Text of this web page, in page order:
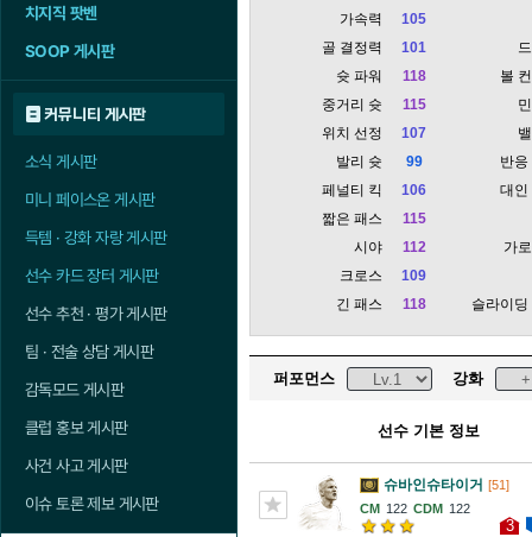
치지직 팟벤
SOOP 게시판
커뮤니티 게시판
소식 게시판
미니 페이스온 게시판
득템 · 강화 자랑 게시판
선수 카드 장터 게시판
선수 추천 · 평가 게시판
팀 · 전술 상담 게시판
감독모드 게시판
클럽 홍보 게시판
사건 사고 게시판
이슈 토론 제보 게시판
가속력
105
골 결정력
101
슛 파워
118
중거리 슛
115
위치 선정
107
발리 슛
99
페널티 킥
106
짧은 패스
115
시야
112
크로스
109
긴 패스
118
볼
반응
대인
가
슬라이딩
퍼포먼스 강화
선수 기본 정보
슈바인슈타이거 [51]
122
122
3